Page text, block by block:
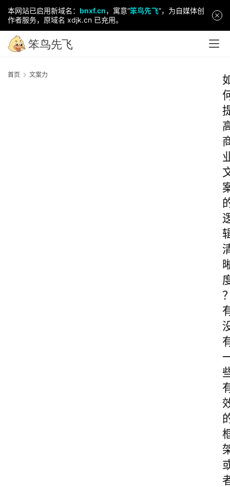
本网站已启用新域名： bnxf.cn，寓意“笨鸟先飞”，为自媒体创
作者服务，原域名 xdjk.cn 已充用。
首页 文案力